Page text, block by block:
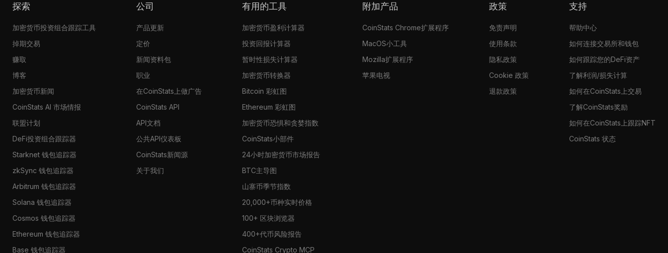
探索
加密货币投资组合跟踪工具
掉期交易
赚取
博客
加密货币新闻
CoinStats AI 市场情报
联盟计划
DeFi投资组合跟踪器
Starknet 钱包追踪器
zkSync 钱包追踪器
Arbitrum 钱包追踪器
Solana 钱包追踪器
Cosmos 钱包追踪器
Ethereum 钱包追踪器
Base 钱包追踪器
公司
产品更新
定价
新闻资料包
职业
在CoinStats上做广告
CoinStats API
API文档
公共API仪表板
CoinStats新闻源
关于我们
有用的工具
加密货币盈利计算器
投资回报计算器
暂时性损失计算器
加密货币转换器
Bitcoin 彩虹图
Ethereum 彩虹图
加密货币恐惧和贪婪指数
CoinStats小部件
24小时加密货币市场报告
BTC主导图
山寨币季节指数
20,000+币种实时价格
100+ 区块浏览器
400+代币风险报告
CoinStats Crypto MCP
附加产品
CoinStats Chrome扩展程序
MacOS小工具
Mozilla扩展程序
苹果电视
政策
免责声明
使用条款
隐私政策
Cookie 政策
退款政策
支持
帮助中心
如何连接交易所和钱包
如何跟踪您的DeFi资产
了解利润/损失计算
如何在CoinStats上交易
了解CoinStats奖励
如何在CoinStats上跟踪NFT
CoinStats 状态